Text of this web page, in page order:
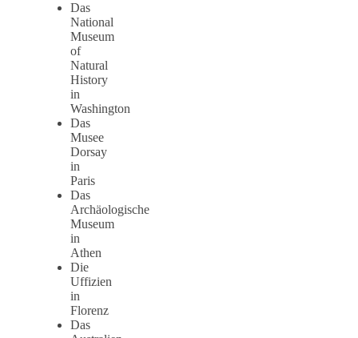
Das
National
Museum
of
Natural
History
in
Washington
Das
Musee
Dorsay
in
Paris
Das
Archäologische
Museum
in
Athen
Die
Uffizien
in
Florenz
Das